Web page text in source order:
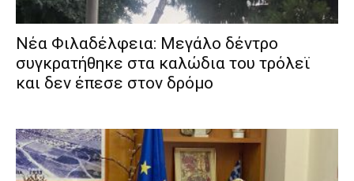
Νέα Φιλαδέλφεια: Μεγάλο δέντρο
συγκρατήθηκε στα καλώδια του τρόλεϊ
και δεν έπεσε στον δρόμο